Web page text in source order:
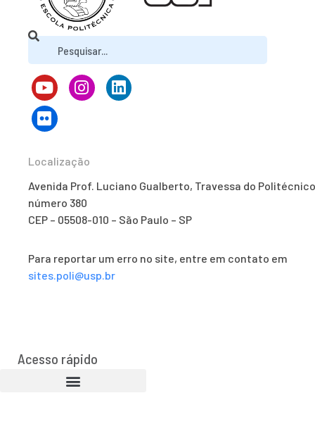
Localização
Avenida Prof. Luciano Gualberto, Travessa do
número 380
CEP – 05508-010 – São Paulo – SP
Para reportar um erro no site, entre em contato em
sites.poli@usp.br
Acesso rápido